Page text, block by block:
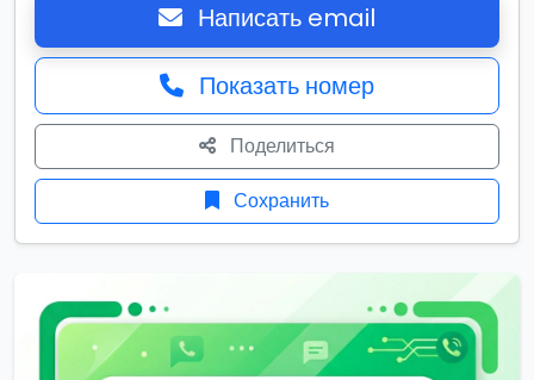
Написать email
Показать номер
Поделиться
Сохранить